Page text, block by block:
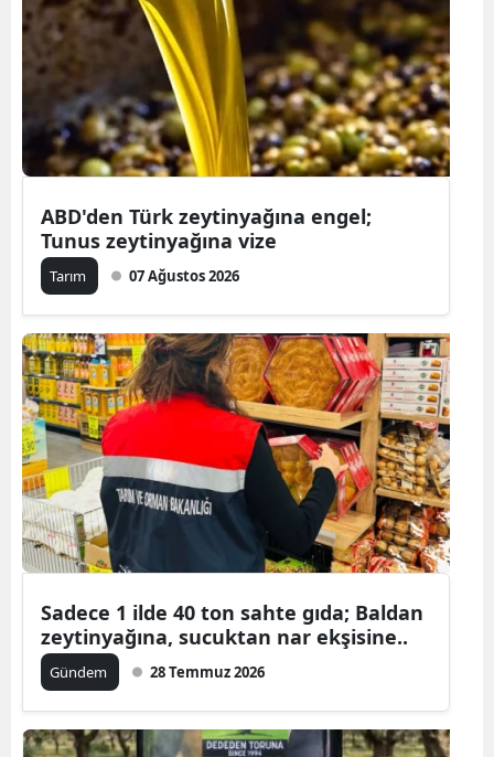
ABD'den Türk zeytinyağına engel;
Tunus zeytinyağına vize
Tarım 07 Ağustos 2026
Sadece 1 ilde 40 ton sahte gıda; Baldan
zeytinyağına, sucuktan nar ekşisine..
Gündem 28 Temmuz 2026